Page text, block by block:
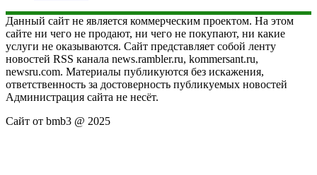
Данный сайт не является коммерческим проектом. На этом
сайте ни чего не продают, ни чего не покупают, ни какие
услуги не оказываются. Сайт представляет собой ленту
новостей RSS канала news.rambler.ru, kommersant.ru,
newsru.com. Материалы публикуются без искажения,
ответственность за достоверность публикуемых новостей
Администрация сайта не несёт.
Сайт от bmb3 @ 2025